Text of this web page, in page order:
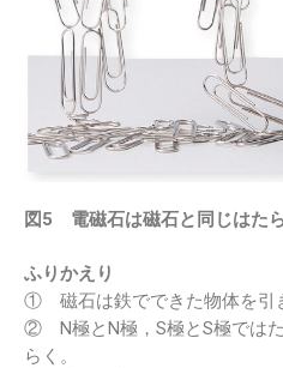
図5 電磁石は磁石と同じはた
ふりかえり
① 磁石は鉄でできた物体を引
② N極とN極，S極とS極では
らく。